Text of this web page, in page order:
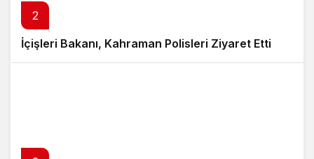
2
İçişleri Bakanı, Kahraman Polisleri Ziyaret Etti